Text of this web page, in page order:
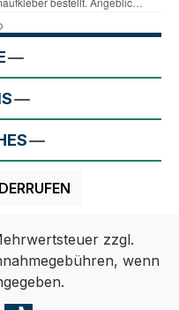
zzgl.
wenn